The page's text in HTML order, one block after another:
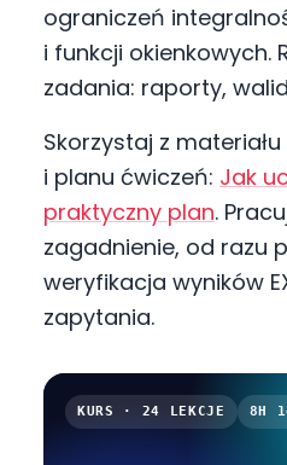
ograniczeń
i funkcji okienkowych.
zadania: raporty,
Skorzystaj z
i planu ćwiczeń: Jak
praktyczny plan.
zagadnienie, od razu
weryfikacja wyników
zapytania.
KURS · 24 LEKCJE 8H